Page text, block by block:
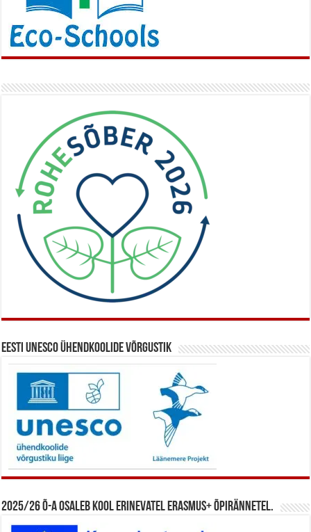
Eesti UNESCO ühendkoolide võrgustik
2025/26 õ-a osaleb kool erinevatel Erasmus+ õpirännetel.